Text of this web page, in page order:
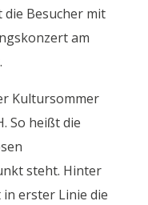
Besucher mit
am
Kultursommer
So heißt die
steht. Hinter
erster Linie die